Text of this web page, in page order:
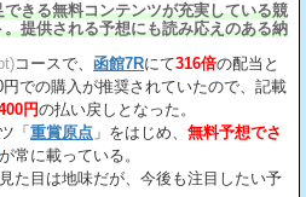
できる無料コンテンツが充実している競
。提供される予想にも読み応えのある納
コースで、 函館7Rにて316倍の配当と
での購入が推奨されていたので、記載
円の払い戻しとなった。
「 重賞原点 」をはじめ、 無料予想でさ
が常に載っている。
た目は地味だが、今後も注目したい予